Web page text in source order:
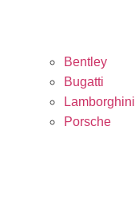
Bentley
Bugatti
Lamborghini
Porsche